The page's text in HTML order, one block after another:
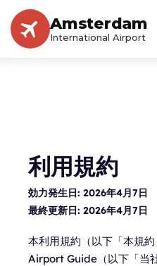
Amsterdam
International Airport
利用規約
効力発生日: 2026年4月7日
最終更新日: 2026年4月7日
本利用規約（以下「本規
Airport Guide（以下「当